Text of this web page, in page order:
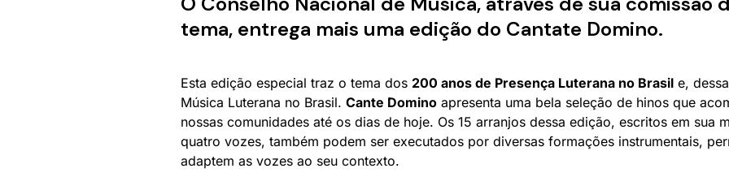
tema, entrega mais uma edição do Cantate Domino.
Esta edição especial traz o tema dos 200 anos de Presença Luterana no Brasil e,
Música Luterana no Brasil. Cante Domino apresenta uma bela seleção de hinos que
nossas comunidades até os dias de hoje. Os 15 arranjos dessa edição, escritos em sua
quatro vozes, também podem ser executados por diversas formações instrumentais,
adaptem as vozes ao seu contexto.